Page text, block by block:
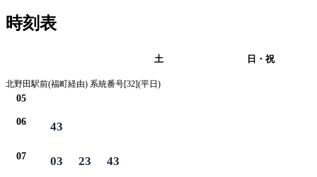
時刻表
土 日・祝
北野田駅前(福町経由) 系統番号[32](平日)
05
06 43
07 03 23 43